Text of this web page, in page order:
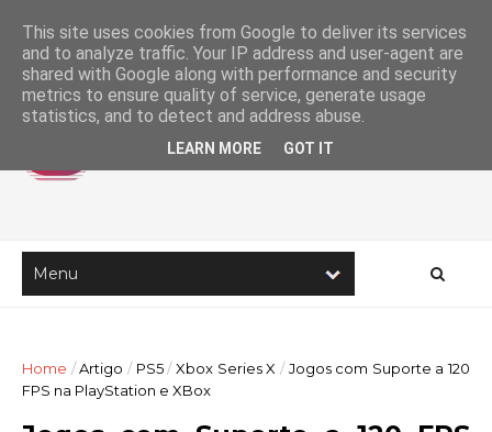
Home / Artigo / PS5 / Xbox Series X / Jogos com Suporte a 120
FPS na PlayStation e XBox
This site uses cookies from Google to deliver its services
and to analyze traffic. Your IP address and user-agent are
shared with Google along with performance and security
metrics to ensure quality of service, generate usage
statistics, and to detect and address abuse.
LEARN MORE GOT IT